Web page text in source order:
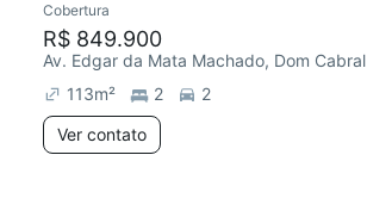
Cobertura
R$ 849.900
Av. Edgar da Mata Machado, Dom Cabral
113m² 2
2
Ver contato